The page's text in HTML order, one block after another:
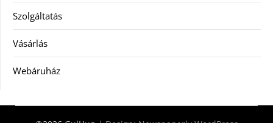
Szolgáltatás
Vásárlás
Webáruház